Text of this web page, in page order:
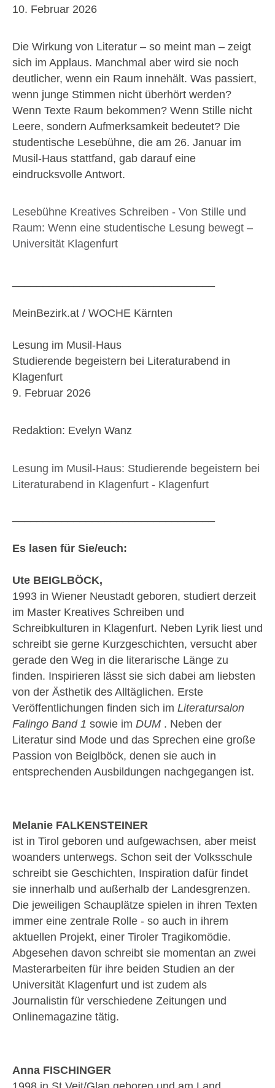
10. Februar 2026
Die Wirkung von Literatur – so meint man – zeigt
sich im Applaus. Manchmal aber wird sie noch
deutlicher, wenn ein Raum innehält. Was passiert,
wenn junge Stimmen nicht überhört werden?
Wenn Texte Raum bekommen? Wenn Stille nicht
Leere, sondern Aufmerksamkeit bedeutet? Die
studentische Lesebühne, die am 26. Januar im
Musil-Haus stattfand, gab darauf eine
eindrucksvolle Antwort.
Lesebühne Kreatives Schreiben - Von Stille und
Raum: Wenn eine studentische Lesung bewegt –
Universität Klagenfurt
MeinBezirk.at / WOCHE Kärnten
Lesung im Musil-Haus
Studierende begeistern bei Literaturabend in
Klagenfurt
9. Februar 2026
Redaktion: Evelyn Wanz
Lesung im Musil-Haus: Studierende begeistern bei
Literaturabend in Klagenfurt - Klagenfurt
Es lasen für Sie/euch:
Ute BEIGLBÖCK,
1993 in Wiener Neustadt geboren, studiert derzeit
im Master Kreatives Schreiben und
Schreibkulturen in Klagenfurt. Neben Lyrik liest und
schreibt sie gerne Kurzgeschichten, versucht aber
gerade den Weg in die literarische Länge zu
finden. Inspirieren lässt sie sich dabei am liebsten
von der Ästhetik des Alltäglichen. Erste
Veröffentlichungen finden sich im Literatursalon
Falingo Band 1 sowie im DUM . Neben der
Literatur sind Mode und das Sprechen eine große
Passion von Beiglböck, denen sie auch in
entsprechenden Ausbildungen nachgegangen ist.
Melanie FALKENSTEINER
ist in Tirol geboren und aufgewachsen, aber meist
woanders unterwegs. Schon seit der Volksschule
schreibt sie Geschichten, Inspiration dafür findet
sie innerhalb und außerhalb der Landesgrenzen.
Die jeweiligen Schauplätze spielen in ihren Texten
immer eine zentrale Rolle - so auch in ihrem
aktuellen Projekt, einer Tiroler Tragikomödie.
Abgesehen davon schreibt sie momentan an zwei
Masterarbeiten für ihre beiden Studien an der
Universität Klagenfurt und ist zudem als
Journalistin für verschiedene Zeitungen und
Onlinemagazine tätig.
Anna FISCHINGER